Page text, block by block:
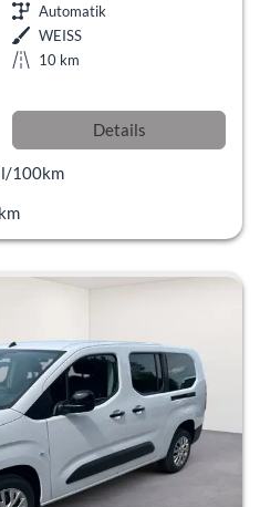
Automatik
WEISS
10 km
Details
l/100km